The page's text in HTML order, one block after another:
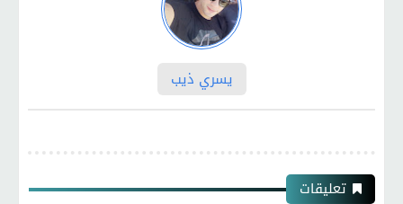
يسري ذيب
تعليقات